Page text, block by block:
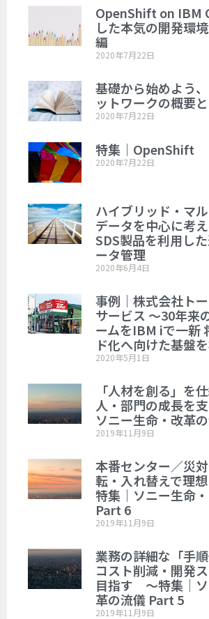
OpenShift on IBM
した本気の開発環
編
2020年7月22日
基礎から始めよう
ットワークの概要
2020年7月22日
特集｜OpenShift
2020年7月22日
ハイブリッド・マ
データを中心に考
SDS製品を利用し
ータ管理
2020年6月4日
事例｜株式会社ト
サービス ～30年来
ームをIBM iで一新
ド化へ向けた基盤
2020年5月1日
「人材を創る」を
人・部門の成長を
ソニー生命・改革
2019年11月9日
本番センター／災
転・入れ替えで理
特集｜ソニー生命
Part 6
2019年11月9日
業務の詳細な「手順
コスト削減・開発
目指す ～特集｜
革の流儀 Part 5
2019年11月9日